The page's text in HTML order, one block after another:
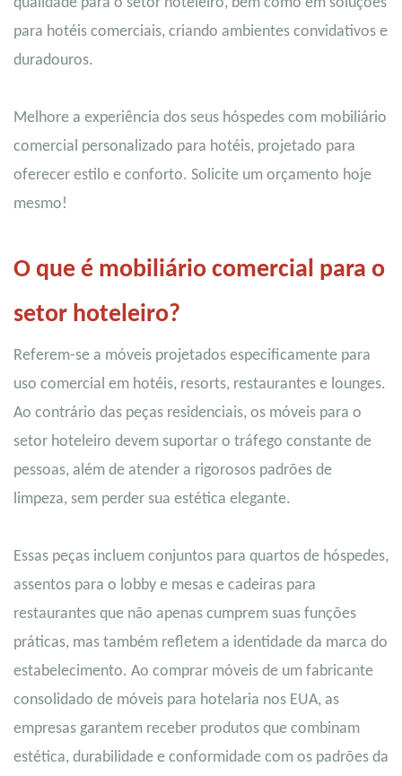
para hotéis comerciais, criando ambientes convidativos e
duradouros.
Melhore a experiência dos seus hóspedes com mobiliário
comercial personalizado para hotéis, projetado para
oferecer estilo e conforto. Solicite um orçamento hoje
mesmo!
O que é mobiliário comercial para o
setor hoteleiro?
Referem-se a móveis projetados especificamente para
uso comercial em hotéis, resorts, restaurantes e lounges.
Ao contrário das peças residenciais, os móveis para o
setor hoteleiro devem suportar o tráfego constante de
pessoas, além de atender a rigorosos padrões de
limpeza, sem perder sua estética elegante.
Essas peças incluem conjuntos para quartos de hóspedes,
assentos para o lobby e mesas e cadeiras para
restaurantes que não apenas cumprem suas funções
práticas, mas também refletem a identidade da marca do
estabelecimento. Ao comprar móveis de um fabricante
consolidado de móveis para hotelaria nos EUA, as
empresas garantem receber produtos que combinam
estética, durabilidade e conformidade com os padrões da